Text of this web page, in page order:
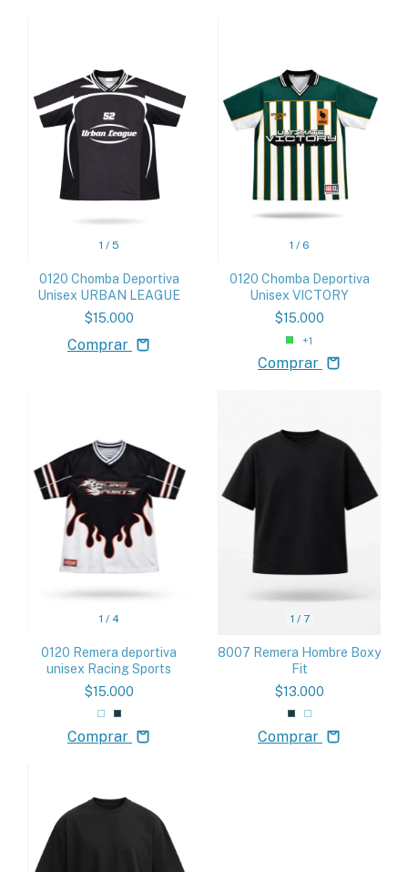
1 / 5
0120 Chomba Deportiva
Unisex URBAN LEAGUE
$15.000
Comprar
1 / 6
0120 Chomba Deportiva
Unisex VICTORY
$15.000
+1
Comprar
1 / 4
0120 Remera deportiva
unisex Racing Sports
$15.000
Comprar
1 / 7
8007 Remera Hombre Boxy
Fit
$13.000
Comprar